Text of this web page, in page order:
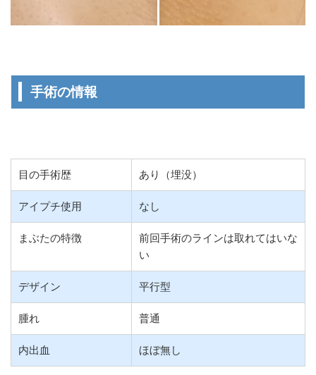
手術の情報
目の手術歴 あり（埋没）
アイプチ使用 なし
まぶたの特徴
前回手術のラインは取れてはいな
い
デザイン 平行型
腫れ 普通
内出血 ほぼ無し